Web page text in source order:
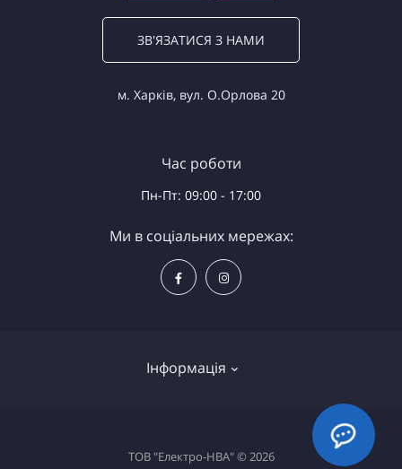
ЗВ'ЯЗАТИСЯ З НАМИ
м. Харків, вул. О.Орлова 20
Інформація
Доставка та оплата
Час роботи
Пн-Пт: 09:00 - 17:00
Ми в соціальних мережах:
ТОВ "Електро-НВА" © 2026